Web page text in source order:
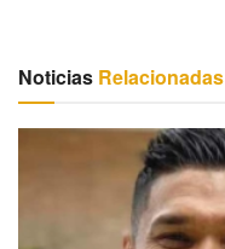
Noticias Relacionadas